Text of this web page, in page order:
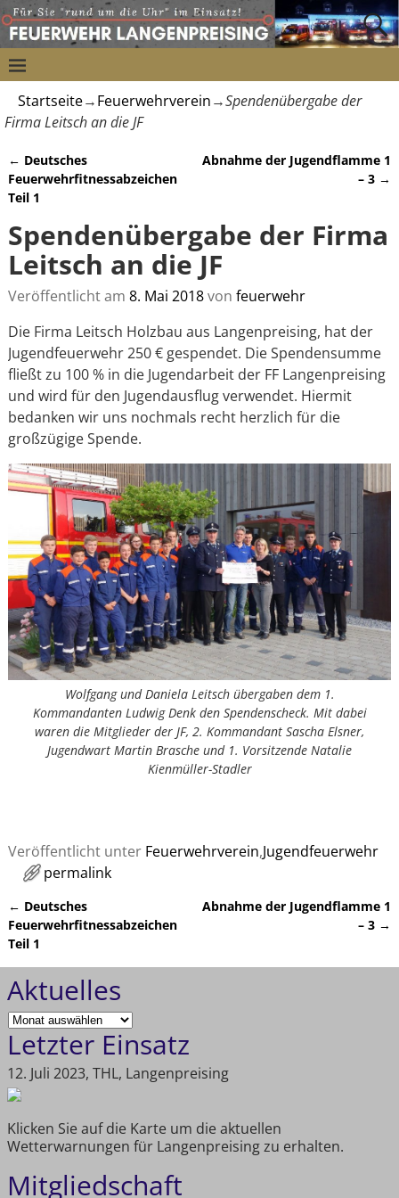
Startseite→Feuerwehrverein→Spendenübergabe der
Firma Leitsch an die JF
Artikelnavigation
← Deutsches
Feuerwehrfitnessabzeichen
Teil 1
Abnahme der Jugendflamme 1
– 3 →
Spendenübergabe der Firma
Leitsch an die JF
Veröffentlicht am 8. Mai 2018von feuerwehr
Die Firma Leitsch Holzbau aus Langenpreising, hat der
Jugendfeuerwehr 250 € gespendet. Die Spendensumme
fließt zu 100 % in die Jugendarbeit der FF Langenpreising
und wird für den Jugendausflug verwendet. Hiermit
bedanken wir uns nochmals recht herzlich für die
großzügige Spende.
Wolfgang und Daniela Leitsch übergaben dem 1.
Kommandanten Ludwig Denk den Spendenscheck. Mit dabei
waren die Mitglieder der JF, 2. Kommandant Sascha Elsner,
Jugendwart Martin Brasche und 1. Vorsitzende Natalie
Kienmüller-Stadler
Veröffentlicht unter Feuerwehrverein,Jugendfeuerwehr
permalink
Artikelnavigation
← Deutsches
Feuerwehrfitnessabzeichen
Teil 1
Abnahme der Jugendflamme 1
– 3 →
Aktuelles
Letzter Einsatz
12. Juli 2023, THL, Langenpreising
Klicken Sie auf die Karte um die aktuellen
Wetterwarnungen für Langenpreising zu erhalten.
Mitgliedschaft